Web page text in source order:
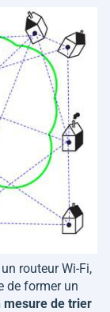
routeur Wi-Fi,
de former un
mesure de trier